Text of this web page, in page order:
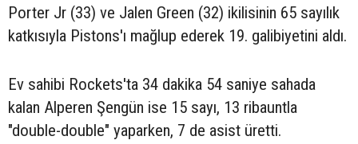
Porter Jr (33) ve Jalen Green (32) ikilisinin 65 sayılık
katkısıyla Pistons'ı mağlup ederek 19. galibiyetini aldı.
Ev sahibi Rockets'ta 34 dakika 54 saniye sahada
kalan Alperen Şengün ise 15 sayı, 13 ribauntla
"double-double" yaparken, 7 de asist üretti.